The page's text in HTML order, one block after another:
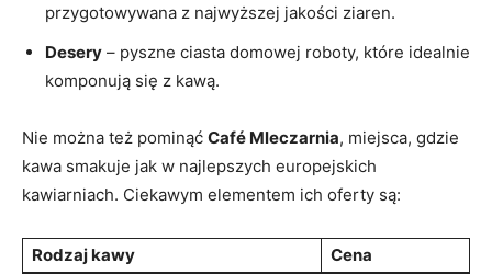
przygotowywana z najwyższej jakości ziaren.
Desery – pyszne ciasta domowej roboty, które idealnie
komponują się z kawą.
Nie można też pominąć Café Mleczarnia, miejsca, gdzie
kawa smakuje jak w najlepszych europejskich
kawiarniach. Ciekawym elementem ich oferty są:
Rodzaj kawy
Cena